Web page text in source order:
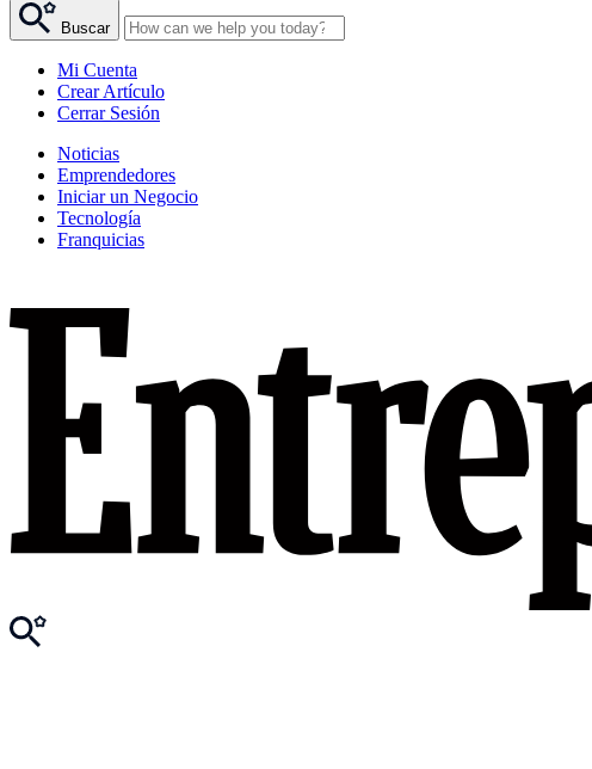
Buscar
Mi Cuenta
Crear Artículo
Cerrar Sesión
Noticias
Emprendedores
Iniciar un Negocio
Tecnología
Franquicias